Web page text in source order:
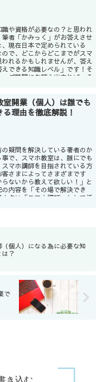
や資格が必要なの？と思われ
者「かみっく」がお答えさせ
現在日本で定められている
で、どこからどこまでがスマ
れるかもしれませんが、答え
できる知識レベル」です！そ
ご質問にお答え出来れば、そ
室開業（個人）は誰でも
る理由を徹底解説！
疑問を解決している著者のか
で、スマホ教室は、誰にでも
マホ講師を目指されている方
さまによってさまざまです
ないから教えて欲しい！」と
内容を「その場で解決でき
タは「スマホ講師」として活
（個人）になる為に必要な知
？
で
き込む